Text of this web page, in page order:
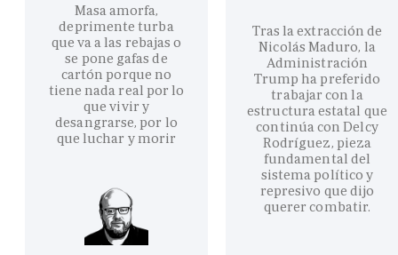
Masa amorfa,
deprimente turba
que va a las rebajas o
se pone gafas de
cartón porque no
tiene nada real por lo
que vivir y
desangrarse, por lo
que luchar y morir
Tras la extracción de
Nicolás Maduro, la
Administración
Trump ha preferido
trabajar con la
estructura estatal que
continúa con Delcy
Rodríguez, pieza
fundamental del
sistema político y
represivo que dijo
querer combatir.